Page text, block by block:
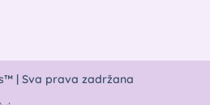
| Sva prava zadržana